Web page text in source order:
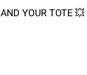
💥 BRAND YOUR TOTE 💥 התיק שהופך את המיתוג שלכם לבמה